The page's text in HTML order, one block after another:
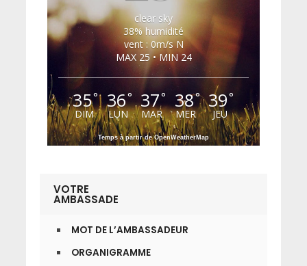
clear sky
38% humidité
vent : 0m/s N
MAX 25 • MIN 24
35°
DIM
36°
LUN
37°
MAR
38°
MER
39°
JEU
Temps à partir de OpenWeatherMap
VOTRE
AMBASSADE
MOT DE L’AMBASSADEUR
ORGANIGRAMME